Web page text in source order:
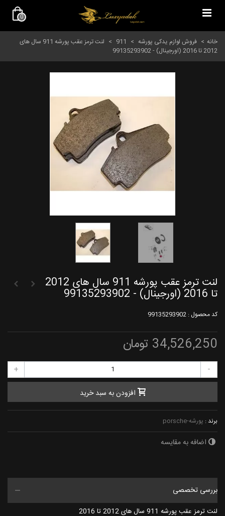
0
خانه > فروش لوازم یدکی پورشه >
911
>
لنت ترمز عقب پورشه 911 سال های
2012 تا 2016 (اورجینال) - 99135293902
لنت ترمز عقب پورشه 911 سال های 2012
تا 2016 (اورجینال) - 99135293902
کد محصول : 99135293902
34,526,250 تومان
-
+
افزودن به سبد خرید
برند : پورشه-porsche
اضافه به مقایسه
بررسی تخصصی
لنت ترمز عقب پورشه 911 سال های 2012 تا 2016